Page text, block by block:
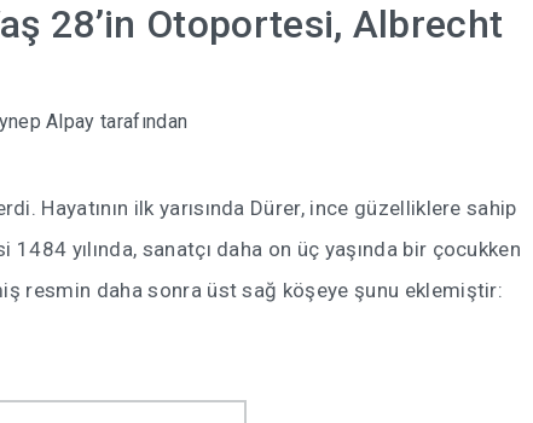
28’in Otoportesi, Albrecht
Alpay tarafından
Hayatının ilk yarısında Dürer, ince güzelliklere sahip
yılında, sanatçı daha on üç yaşında bir çocukken
resmin daha sonra üst sağ köşeye şunu eklemiştir: